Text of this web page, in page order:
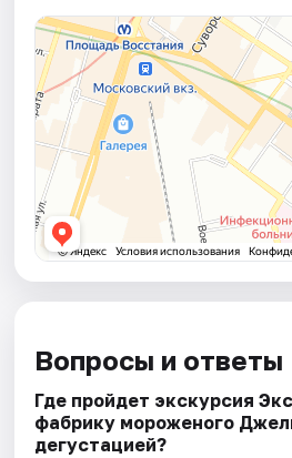
Вопросы и ответы
Где пройдет экскурсия
фабрику мороженого
дегустацией?